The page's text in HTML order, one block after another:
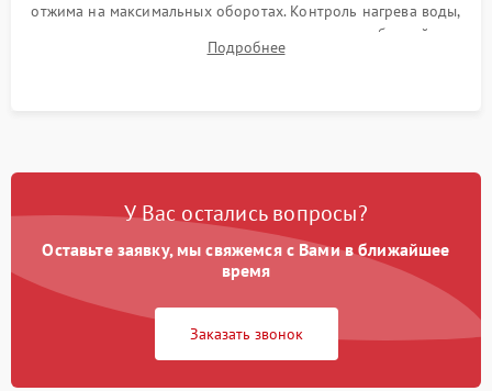
отжима на максимальных оборотах. Контроль нагрева воды,
корректности слива, отсутствия излишних вибраций,
посторонних стуков и протечек под корпусом.
Подробнее
У Вас остались вопросы?
Оставьте заявку, мы свяжемся с Вами в ближайшее
время
Заказать звонок